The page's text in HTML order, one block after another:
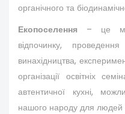
органічного та
Екопоселення – це
відпочинку,
винахідництва,
організації освітніх
автентичної кухні,
нашого народу для людей